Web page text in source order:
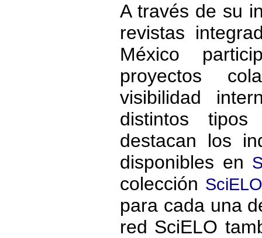
A través de su
revistas
México
proyectos
visibilidad
distintos
destacan los
disponibles en
colección
para cada una
red SciELO